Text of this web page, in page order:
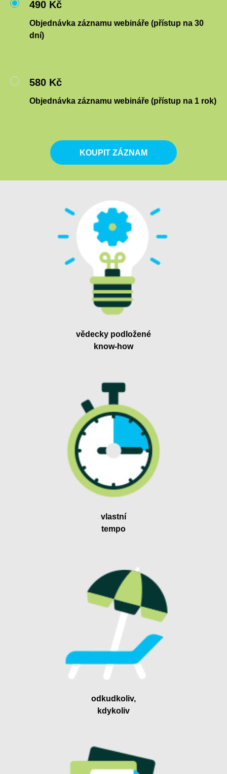
490 Kč
Objednávka záznamu webináře (přístup na 30
dní)
580 Kč
Objednávka záznamu webináře (přístup na 1 rok)
KOUPIT ZÁZNAM
vědecky podložené
know-how
vlastní
tempo
odkudkoliv,
kdykoliv